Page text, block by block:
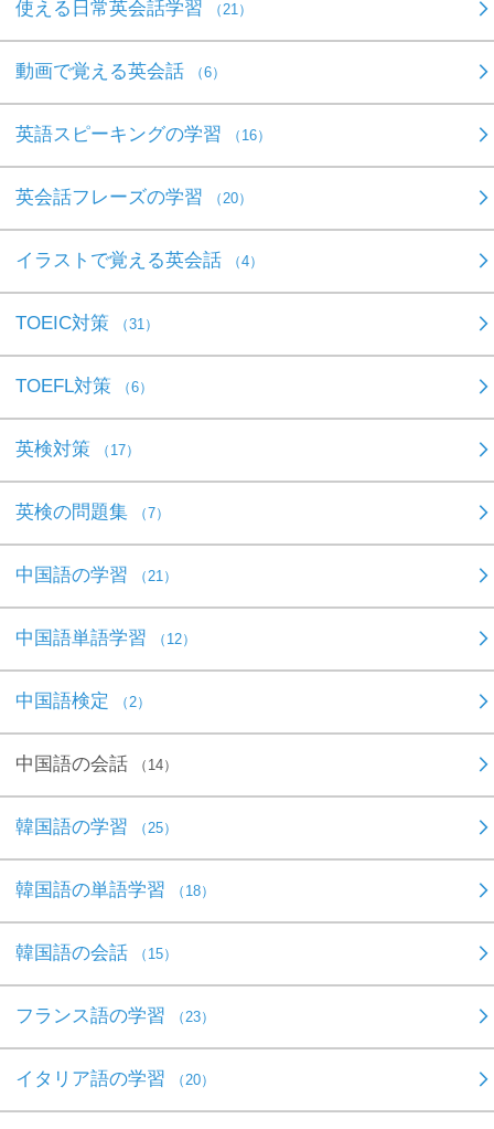
使える日常英会話学習 （21）
動画で覚える英会話 （6）
英語スピーキングの学習 （16）
英会話フレーズの学習 （20）
イラストで覚える英会話 （4）
TOEIC対策 （31）
TOEFL対策 （6）
英検対策 （17）
英検の問題集 （7）
中国語の学習 （21）
中国語単語学習 （12）
中国語検定 （2）
中国語の会話 （14）
韓国語の学習 （25）
韓国語の単語学習 （18）
韓国語の会話 （15）
フランス語の学習 （23）
イタリア語の学習 （20）